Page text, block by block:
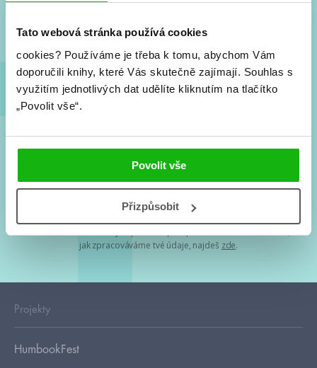
Tato webová stránka používá cookies
cookies? Používáme je třeba k tomu, abychom Vám
doporučili knihy, které Vás skutečně zajímají. Souhlas s
využitím jednotlivých dat udělíte kliknutím na tlačítko
„Povolit vše“.
Povolit vše
Přizpůsobit
a seriálové adaptace a další.
Souhlasím spodmínkami zpracování osobních údajů
Tvá e-mailová adresa je u nás v bezpečí. Přečti si
jak zpracováváme tvé údaje, najdeš zde.
Projekty
HumbookFest